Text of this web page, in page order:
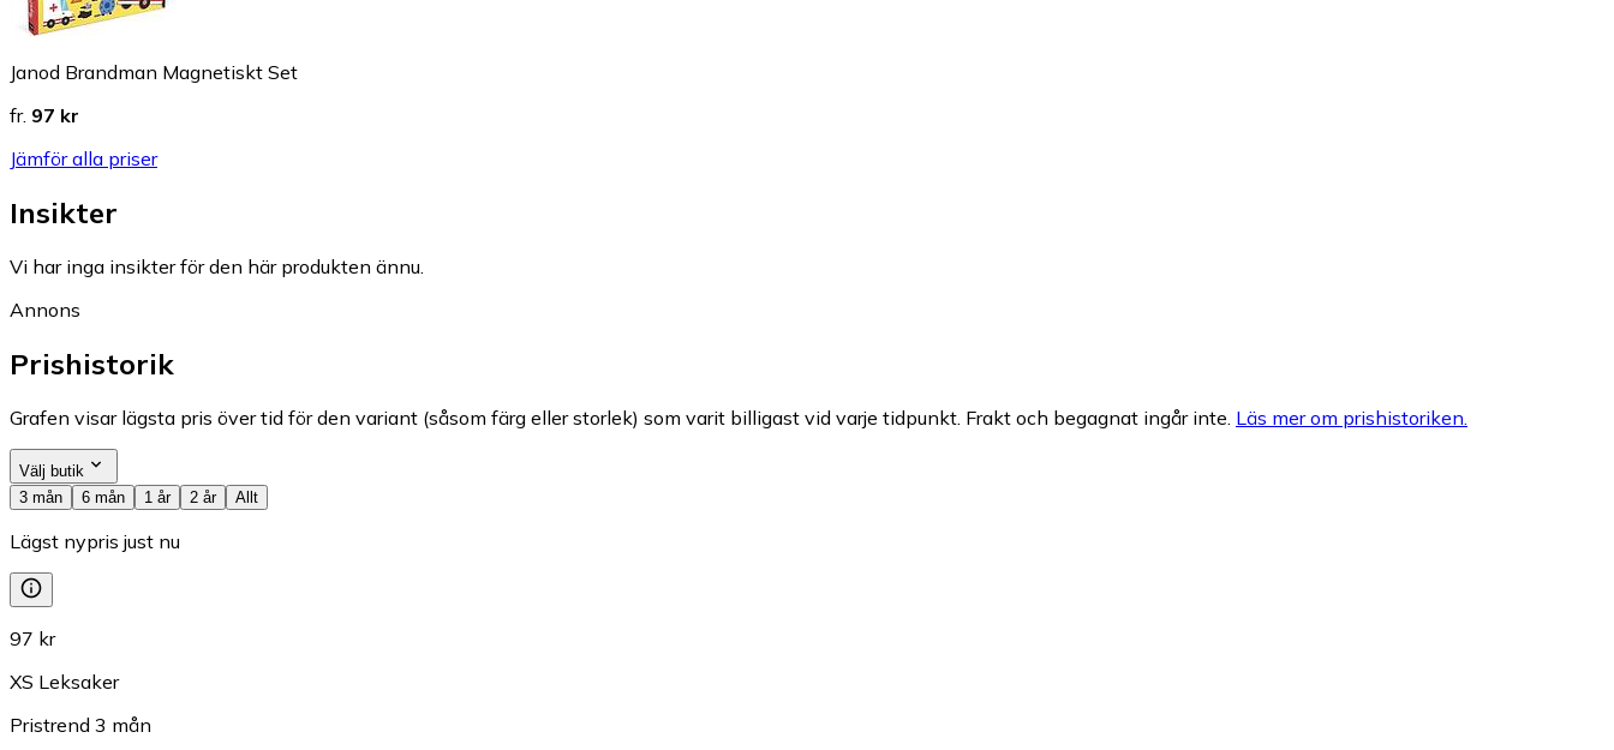
Janod Brandman Magnetiskt Set
fr. 97 kr
Jämför alla priser
Insikter
Vi har inga insikter för den här produkten ännu.
Annons
Prishistorik
Grafen visar lägsta pris över tid för den variant (såsom färg eller storlek) som varit billigast vid varje tidpunkt. Frakt och begagnat ingår inte. Läs mer om prishistoriken.
Välj butik
3 mån
6 mån 1 år 2 år Allt
Lägst nypris just nu
97 kr
XS Leksaker
Pristrend 3 mån